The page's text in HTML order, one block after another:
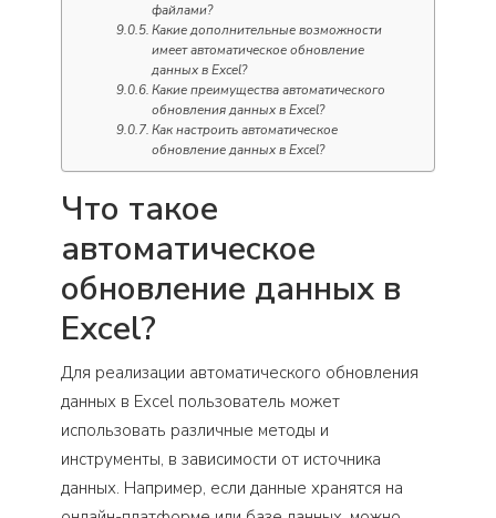
файлами?
Какие дополнительные возможности
имеет автоматическое обновление
данных в Excel?
Какие преимущества автоматического
обновления данных в Excel?
Как настроить автоматическое
обновление данных в Excel?
Что такое
автоматическое
обновление данных в
Excel?
Для реализации автоматического обновления
данных в Excel пользователь может
использовать различные методы и
инструменты, в зависимости от источника
данных. Например, если данные хранятся на